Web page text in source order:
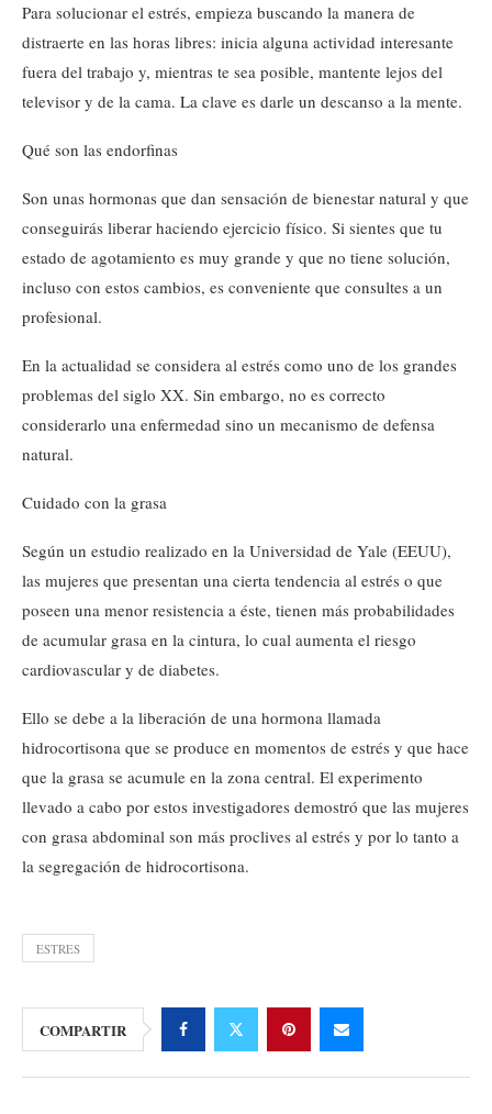
Para solucionar el estrés, empieza buscando la manera de
distraerte en las horas libres: inicia alguna actividad interesante
fuera del trabajo y, mientras te sea posible, mantente lejos del
televisor y de la cama. La clave es darle un descanso a la mente.
Qué son las endorfinas
Son unas hormonas que dan sensación de bienestar natural y que
conseguirás liberar haciendo ejercicio físico. Si sientes que tu
estado de agotamiento es muy grande y que no tiene solución,
incluso con estos cambios, es conveniente que consultes a un
profesional.
En la actualidad se considera al estrés como uno de los grandes
problemas del siglo XX. Sin embargo, no es correcto
considerarlo una enfermedad sino un mecanismo de defensa
natural.
Cuidado con la grasa
Según un estudio realizado en la Universidad de Yale (EEUU),
las mujeres que presentan una cierta tendencia al estrés o que
poseen una menor resistencia a éste, tienen más probabilidades
de acumular grasa en la cintura, lo cual aumenta el riesgo
cardiovascular y de diabetes.
Ello se debe a la liberación de una hormona llamada
hidrocortisona que se produce en momentos de estrés y que hace
que la grasa se acumule en la zona central. El experimento
llevado a cabo por estos investigadores demostró que las mujeres
con grasa abdominal son más proclives al estrés y por lo tanto a
la segregación de hidrocortisona.
ESTRES
COMPARTIR